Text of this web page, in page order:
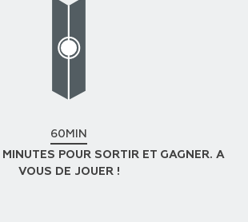
60MIN
POUR SORTIR ET GAGNER. A
VOUS DE JOUER !